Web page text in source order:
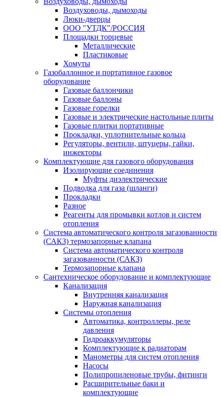
Воздуховоды, дымоходы
Люки-дверцы
ООО "УТДК"/РОССИЯ
Площадки торцевые
Металлические
Пластиковые
Хомуты
Газобаллонное и портативное газовое
оборудование
Газовые баллончики
Газовые баллоны
Газовые горелки
Газовые и электрические настольные плиты
Газовые плитки портативные
Прокладки, уплотнительные кольца
Регуляторы, вентили, штуцеры, гайки,
инжекторы
Комплектующие для газового оборудования
Изолирующие соединения
Муфты диэлектрические
Подводка для газа (шланги)
Прокладки
Разное
Реагенты для промывки котлов и систем
отопления
Система автоматического контроля загазованности
(САКЗ) термозапорные клапана
Система автоматического контроля
загазованности (САКЗ)
Термозапорные клапана
Сантехническое оборудование и комплектующие
Канализация
Внутренняя канализация
Наружная канализация
Системы отопления
Автоматика, контроллеры, реле
давления
Гидроаккумуляторы
Комплектующие к радиаторам
Манометры для систем отопления
Насосы
Полипропиленовые трубы, фитинги
Расширительные баки и
комплектующие